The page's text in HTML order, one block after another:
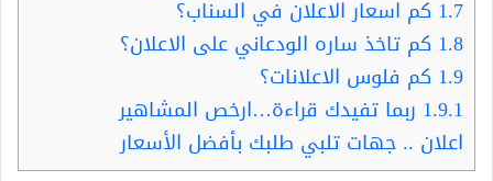
1.7 كم اسعار الاعلان في السناب؟
1.8 كم تاخذ ساره الودعاني على الاعلان؟
1.9 كم فلوس الاعلانات؟
1.9.1 ربما تفيدك قراءة…ارخص المشاهير
اعلان .. جهات تلبي طلبك بأفضل الأسعار